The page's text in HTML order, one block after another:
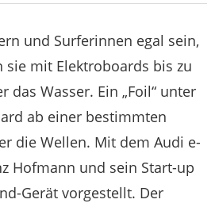
und Surferinnen egal sein,
sie mit Elektroboards bis zu
das Wasser. Ein „Foil“ unter
ab einer bestimmten
die Wellen. Mit dem Audi e-
Hofmann und sein Start-up
Gerät vorgestellt. Der